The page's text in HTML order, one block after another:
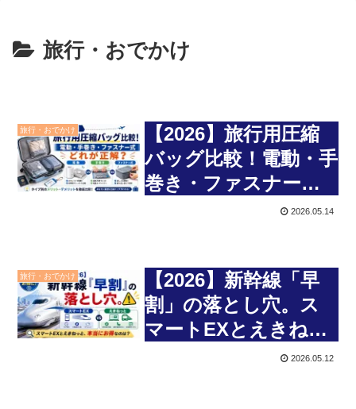
旅行・おでかけ
旅行・おでかけ
【2026】旅行用圧縮
バッグ比較！電動・手
巻き・ファスナー式
2026.05.14
旅行・おでかけ
【2026】新幹線「早
割」の落とし穴。ス
マートEXとえきねっ
と、本当にお得なの
2026.05.12